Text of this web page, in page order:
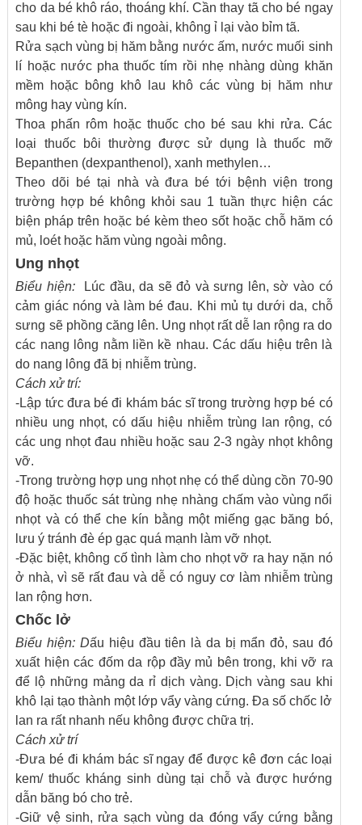
cho da bé khô ráo, thoáng khí. Cần thay tã cho bé ngay
sau khi bé tè hoặc đi ngoài, không ỉ lại vào bỉm tã.
Rửa sạch vùng bị hăm bằng nước ấm, nước muối sinh
lí hoặc nước pha thuốc tím rồi nhẹ nhàng dùng khăn
mềm hoặc bông khô lau khô các vùng bị hăm như
mông hay vùng kín.
Thoa phấn rôm hoặc thuốc cho bé sau khi rửa. Các
loại thuốc bôi thường được sử dụng là thuốc mỡ
Bepanthen (dexpanthenol), xanh methylen…
Theo dõi bé tại nhà và đưa bé tới bệnh viện trong
trường hợp bé không khỏi sau 1 tuần thực hiện các
biện pháp trên hoặc bé kèm theo sốt hoặc chỗ hăm có
mủ, loét hoặc hăm vùng ngoài mông.
Ung nhọt
Biểu hiện:
Lúc đầu, da sẽ đỏ và sưng lên, sờ vào có
cảm giác nóng và làm bé đau. Khi mủ tụ dưới da, chỗ
sưng sẽ phồng căng lên. Ung nhọt rất dễ lan rộng ra do
các nang lông nằm liền kề nhau. Các dấu hiệu trên là
do nang lông đã bị nhiễm trùng.
Cách xử trí:
-Lập tức đưa bé đi khám bác sĩ trong trường hợp bé có
nhiều ung nhọt, có dấu hiệu nhiễm trùng lan rộng, có
các ung nhọt đau nhiều hoặc sau 2-3 ngày nhọt không
vỡ.
-Trong trường hợp ung nhọt nhẹ có thể dùng cồn 70-90
độ hoặc thuốc sát trùng nhẹ nhàng chấm vào vùng nổi
nhọt và có thể che kín bằng một miếng gạc băng bó,
lưu ý tránh đè ép gạc quá mạnh làm vỡ nhọt.
-Đặc biệt, không cố tình làm cho nhọt vỡ ra hay nặn nó
ở nhà, vì sẽ rất đau và dễ có nguy cơ làm nhiễm trùng
lan rộng hơn.
Chốc lở
Biểu hiện: Dấu hiệu đầu tiên là da bị mẩn đỏ, sau đó
xuất hiện các đốm da rộp đầy mủ bên trong, khi vỡ ra
để lộ những mảng da rỉ dịch vàng. Dịch vàng sau khi
khô lại tạo thành một lớp vẩy vàng cứng. Đa số chốc lở
lan ra rất nhanh nếu không được chữa trị.
Cách xử trí
-Đưa bé đi khám bác sĩ ngay để được kê đơn các loại
kem/ thuốc kháng sinh dùng tại chỗ và được hướng
dẫn băng bó cho trẻ.
-Giữ vệ sinh, rửa sạch vùng da đóng vẩy cứng bằng